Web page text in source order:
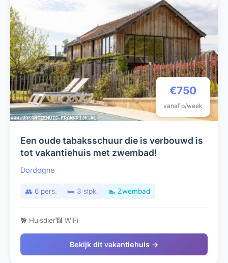
€750
vanaf p/week
Een oude tabaksschuur die is verbouwd is
tot vakantiehuis met zwembad!
Dordogne
👥 6 pers. 🛏️ 3 slpk. 🏊 Zwembad
🐕 Huisdier📶 WiFi
Bekijk dit vakantiehuis →